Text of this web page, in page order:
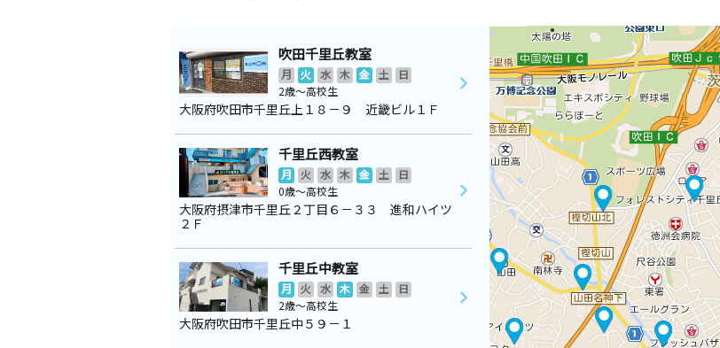
吹田千里丘教室
月 火 水 木 金 土
日
2歳～高校生
大阪府吹田市千里丘上１８－９ 近畿ビル１Ｆ
千里丘西教室
月 火 水 木 金 土
日
0歳～高校生
大阪府摂津市千里丘２丁目６－３３ 進和ハイツ
２Ｆ
千里丘中教室
月 火 水 木 金 土
日
2歳～高校生
大阪府吹田市千里丘中５９－１